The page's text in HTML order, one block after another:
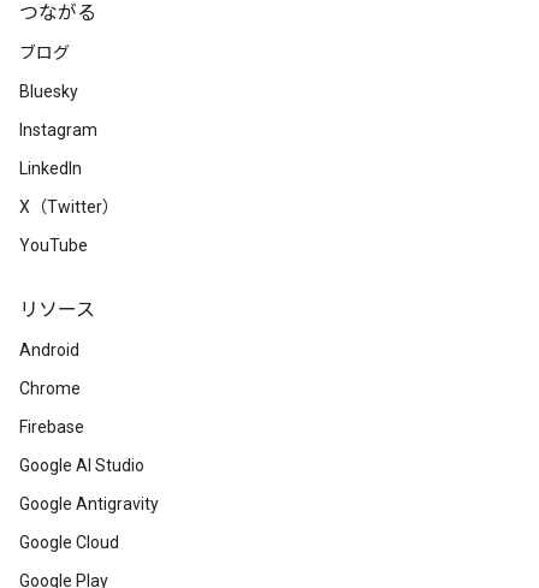
つながる
ブログ
Bluesky
Instagram
LinkedIn
X（Twitter）
YouTube
リソース
Android
Chrome
Firebase
Google AI Studio
Google Antigravity
Google Cloud
Google Play